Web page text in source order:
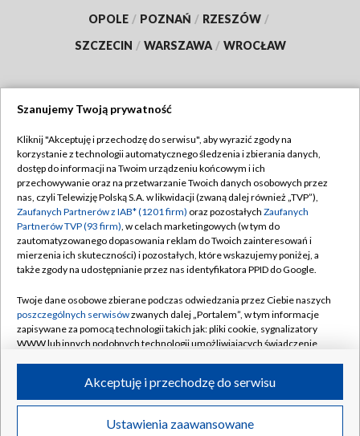
OPOLE / POZNAŃ / RZESZÓW /
SZCZECIN / WARSZAWA / WROCŁAW
TVP
Abonament TVP
Emisja w TVP
Centrum informacji TVP
Naziemna Telewizja Cyfrowa
Rada Programowa
System NOS
Informacje o nadawcy
Program dla prasy
Regulamin TVP
Polityka prywatności
Moje zgody
Pomoc
Kontakt
Kanały
©2026 Telewizja Polska S.A. w likwidacji
Szanujemy Twoją prywatność
Kliknij "Akceptuję i przechodzę do serwisu", aby wyrazić zgody na
korzystanie z technologii automatycznego śledzenia i zbierania danych,
dostęp do informacji na Twoim urządzeniu końcowym i ich
przechowywanie oraz na przetwarzanie Twoich danych osobowych przez
nas, czyli Telewizję Polską S.A. w likwidacji (zwaną dalej również „TVP”),
Zaufanych Partnerów z IAB* (1201 firm) oraz pozostałych Zaufanych
Partnerów TVP (93 firm), w celach marketingowych (w tym do
zautomatyzowanego dopasowania reklam do Twoich zainteresowań i
mierzenia ich skuteczności) i pozostałych, które wskazujemy poniżej, a
także zgody na udostępnianie przez nas identyfikatora PPID do Google.
Twoje dane osobowe zbierane podczas odwiedzania przez Ciebie naszych
poszczególnych serwisówzwanych dalej „Portalem”, w tym informacje
zapisywane za pomocą technologii takich jak: pliki cookie, sygnalizatory
WWW lub innych podobnych technologii umożliwiających świadczenie
ruchu w Internecie.
Twoje dane osobowe zbierane podczas odwiedzania przez Ciebie
poszczególnych serwisówna Portalu, takie jak adresy IP, identyfikatory
Ustawienia zaawansowane
Akceptuję i przechodzę do serwisu